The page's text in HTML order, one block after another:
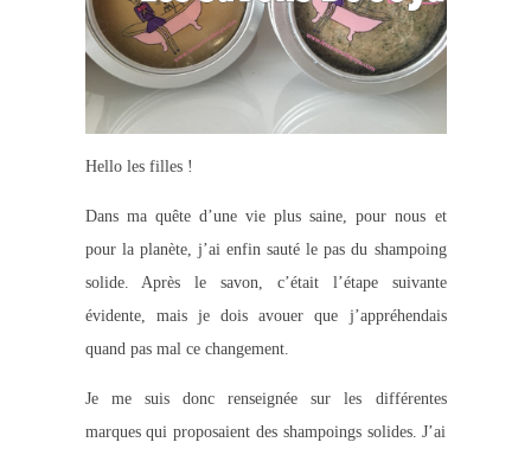
Hello les filles !
Dans ma quête d’une vie plus saine, pour nous et
pour la planète, j’ai enfin sauté le pas du shampoing
solide. Après le savon, c’était l’étape suivante
évidente, mais je dois avouer que j’appréhendais
quand pas mal ce changement.
Je me suis donc renseignée sur les différentes
marques qui proposaient des shampoings solides. J’ai